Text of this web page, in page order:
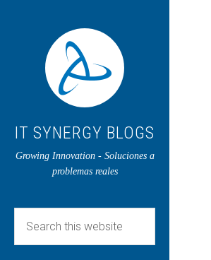
IT SYNERGY BLOGS
Growing Innovation - Soluciones a
problemas reales